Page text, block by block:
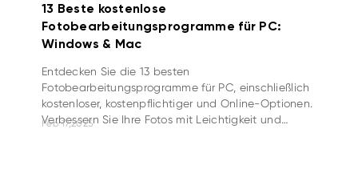
13 Beste kostenlose
Fotobearbeitungsprogramme für PC:
Windows & Mac
Entdecken Sie die 13 besten
Fotobearbeitungsprogramme für PC, einschließlich
kostenloser, kostenpflichtiger und Online-Optionen.
Verbessern Sie Ihre Fotos mit Leichtigkeit und
Feb 17,2025